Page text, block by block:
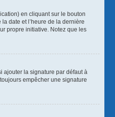
en cliquant sur le bouton
date et l’heure de la dernière
propre initiative. Notez que les
ajouter la signature par défaut à
empêcher une signature